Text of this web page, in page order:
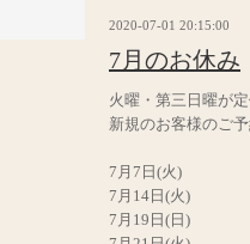
2020-07-01 20:15:00
7月のお休み
火曜・第三日曜が
新規のお客様のご
7月7日(火)
7月14日(火)
7月19日(日)